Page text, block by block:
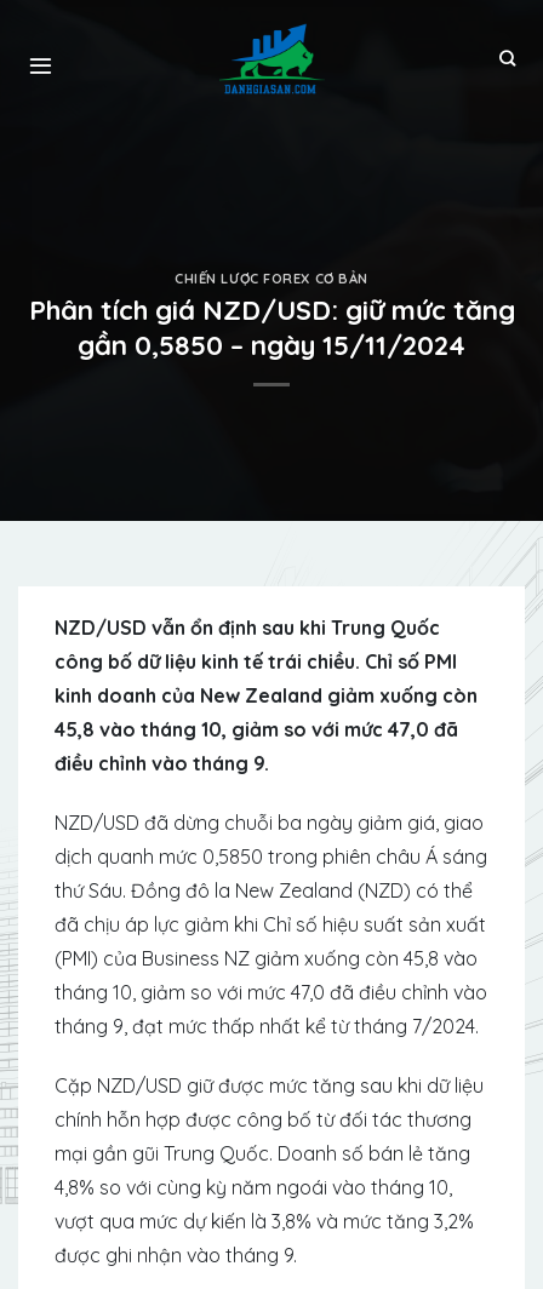
CHIẾN LƯỢC FOREX CƠ BẢN
Phân tích giá NZD/USD: giữ mức tăng
gần 0,5850 – ngày 15/11/2024
NZD/USD vẫn ổn định sau khi Trung Quốc
công bố dữ liệu kinh tế trái chiều. Chỉ số PMI
kinh doanh của New Zealand giảm xuống còn
45,8 vào tháng 10, giảm so với mức 47,0 đã
điều chỉnh vào tháng 9.
NZD/USD đã dừng chuỗi ba ngày giảm giá, giao
dịch quanh mức 0,5850 trong phiên châu Á sáng
thứ Sáu. Đồng đô la New Zealand (NZD) có thể
đã chịu áp lực giảm khi Chỉ số hiệu suất sản xuất
(PMI) của Business NZ giảm xuống còn 45,8 vào
tháng 10, giảm so với mức 47,0 đã điều chỉnh vào
tháng 9, đạt mức thấp nhất kể từ tháng 7/2024.
Cặp NZD/USD giữ được mức tăng sau khi dữ liệu
chính hỗn hợp được công bố từ đối tác thương
mại gần gũi Trung Quốc. Doanh số bán lẻ tăng
4,8% so với cùng kỳ năm ngoái vào tháng 10,
vượt qua mức dự kiến ​​là 3,8% và mức tăng 3,2%
được ghi nhận vào tháng 9.